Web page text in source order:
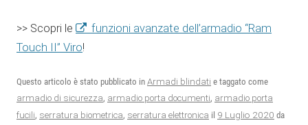
>> Scopri le
funzioni avanzate dell’armadio “Ram
Touch II” Viro!
Questo articolo è stato pubblicato in Armadi blindati e taggato come
armadio di sicurezza, armadio porta documenti, armadio porta
fucili, serratura biometrica, serratura elettronica il 9 Luglio 2020 da